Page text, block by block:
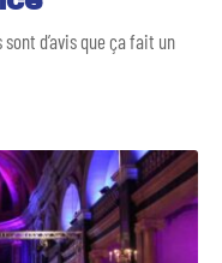
d’avis que ça fait un